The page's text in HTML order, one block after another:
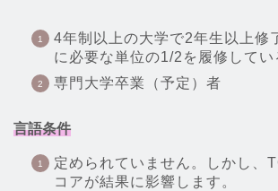
4年制以上の大学で2年生以上修
に必要な単位の1/2を履修してい
専門大学卒業（予定）者
言語条件
定められていません。しかし、
コアが結果に影響します。